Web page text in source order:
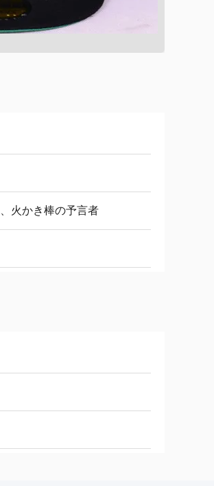
火かき棒の予言者